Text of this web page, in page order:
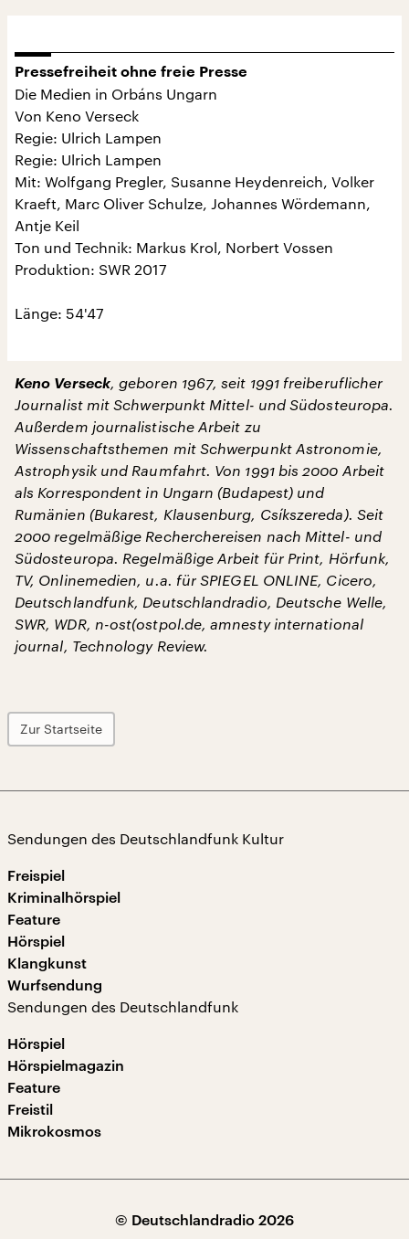
Pressefreiheit ohne freie Presse
Die Medien in Orbáns Ungarn
Von Keno Verseck
Regie: Ulrich Lampen
Regie: Ulrich Lampen
Mit: Wolfgang Pregler, Susanne Heydenreich, Volker
Kraeft, Marc Oliver Schulze, Johannes Wördemann,
Antje Keil
Ton und Technik: Markus Krol, Norbert Vossen
Produktion: SWR 2017
Länge: 54'47
Keno Verseck, geboren 1967, seit 1991 freiberuflicher
Journalist mit Schwerpunkt Mittel- und Südosteuropa.
Außerdem journalistische Arbeit zu
Wissenschaftsthemen mit Schwerpunkt Astronomie,
Astrophysik und Raumfahrt. Von 1991 bis 2000 Arbeit
als Korrespondent in Ungarn (Budapest) und
Rumänien (Bukarest, Klausenburg, Csíkszereda). Seit
2000 regelmäßige Recherchereisen nach Mittel- und
Südosteuropa. Regelmäßige Arbeit für Print, Hörfunk,
TV, Onlinemedien, u.a. für SPIEGEL ONLINE, Cicero,
Deutschlandfunk, Deutschlandradio, Deutsche Welle,
SWR, WDR, n-ost(ostpol.de, amnesty international
journal, Technology Review.
Zur Startseite
Sendungen des Deutschlandfunk Kultur
Freispiel
Kriminalhörspiel
Feature
Hörspiel
Klangkunst
Wurfsendung
Sendungen des Deutschlandfunk
Hörspiel
Hörspielmagazin
Feature
Freistil
Mikrokosmos
© Deutschlandradio 2026